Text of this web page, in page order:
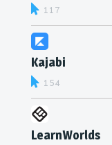
117
Kajabi
154
LearnWorlds